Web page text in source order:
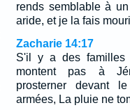
rends semblable à
aride, et je la fais
Zacharie 14:17
S'il y a des
montent pas à
prosterner devant
armées, La pluie ne